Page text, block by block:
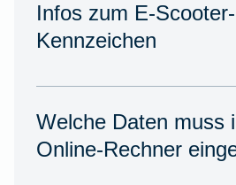
Infos zum E-Scooter-
Kennzeichen
Welche Daten muss
Online-Rechner